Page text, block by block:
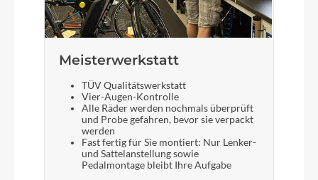
Meisterwerkstatt
TÜV Qualitätswerkstatt
Vier-Augen-Kontrolle
Alle Räder werden nochmals überprüft
und Probe gefahren, bevor sie verpackt
werden
Fast fertig für Sie montiert: Nur Lenker-
und Sattelanstellung sowie
Pedalmontage bleibt Ihre Aufgabe